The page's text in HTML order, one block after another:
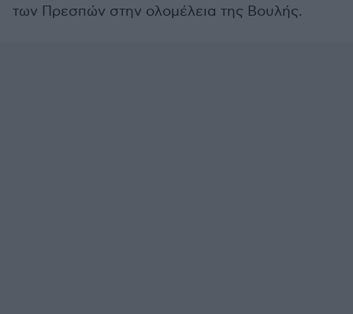
των Πρεσπών στην ολομέλεια της Βουλής.